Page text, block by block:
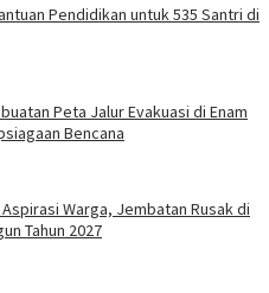
Pendidikan untuk 535 Santri di
Peta Jalur Evakuasi di Enam
Bencana
Aspirasi Warga, Jembatan Rusak di
Tahun 2027